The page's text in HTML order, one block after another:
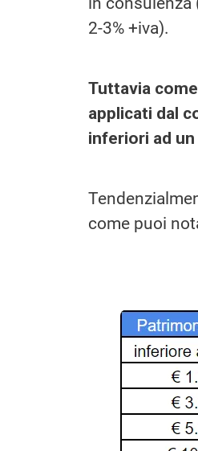
2-3% +iva).
Tuttavia
applicati dal
inferiori ad
come puoi